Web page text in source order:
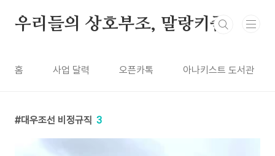
우리들의 상호부조, 말랑키즘
홈 사업 달력 오픈카톡 아나키스트 도서관
대우조선 비정규직 3